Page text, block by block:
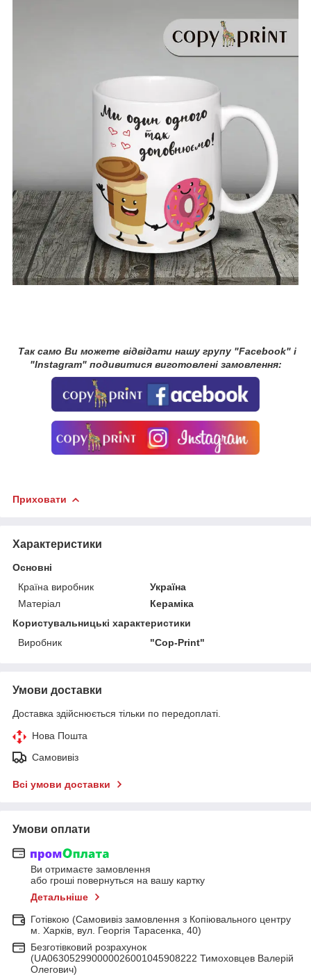
Так само Ви можете відвідати нашу групу "Facebook" і
"Instagram" подивитися виготовлені замовлення:
Приховати
Характеристики
Основні
Країна виробник
Україна
Матеріал
Кераміка
Користувальницькі характеристики
Виробник
"Cop-Print"
Умови доставки
Доставка здійснюється тільки по передоплаті.
Нова Пошта
Самовивіз
Всі умови доставки
Умови оплати
Ви отримаєте замовлення
або гроші повернуться на вашу картку
Детальніше
Готівкою (Самовивіз замовлення з Копіювального центру
м. Харків, вул. Георгія Тарасенка, 40)
Безготівковий розрахунок
(UA063052990000026001045908222 Тимоховцев Валерій
Олегович)